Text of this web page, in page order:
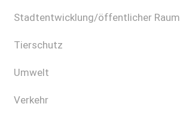
Stadtentwicklung/öffentlicher Raum
Tierschutz
Umwelt
Verkehr